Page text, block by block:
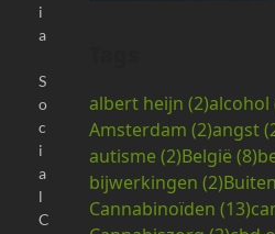
albert heijn (2)alcohol
Amsterdam (2)angst
autisme (2)België (8)
bijwerkingen (2)
Cannabinoïden (13)
i
a
S
o
c
i
a
l
C